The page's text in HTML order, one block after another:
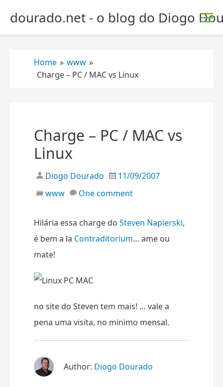
dourado.net - o blog do Diogo
Home » www »
Charge – PC / MAC vs Linux
Charge – PC / MAC vs
Linux
Diogo Dourado
11/09/2007
www
One comment
Hilária essa charge do Steven Napierski,
é bem a la Contraditorium… ame ou
mate!
no site do Steven tem mais! … vale a
pena uma visita, no minimo mensal.
Author: Diogo Dourado